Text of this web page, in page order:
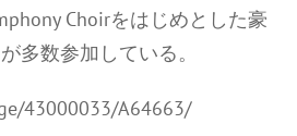
Choirをはじめとした豪
多数参加している。
43000033/A64663/